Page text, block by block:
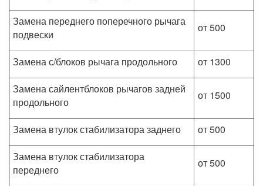
Замена переднего поперечного рычага
подвески
от 500
Замена с/блоков рычага продольного
от 1300
Замена сайлентблоков рычагов задней
продольного
от 1500
Замена втулок стабилизатора заднего
от 500
Замена втулок стабилизатора
переднего
от 500